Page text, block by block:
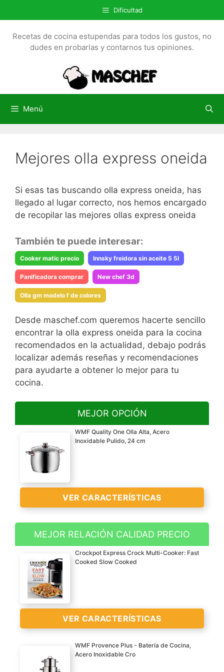
a
l
Dificultad
Recetas de cocina estupendas para todos los gustos, no
dudes en probarlas y contarnos tus opiniones.
Menú
Mejores olla express oneida
Si esas tas buscando olla express oneida, has
llegado al lugar correcto, nos hemos encargado
de recopilar las mejores ollas express oneida
También te puede interesar:
Cooker matic precio Innsky freidora sin aceite 5 5l
Panificadora comprar New chef 3d
Olla gm modelo f de colores
Desde maschef.com queremos hacerte sencillo
encontrar la olla express oneida para la cocina
recomendados en la actualidad, debajo podrás
localizar además reseñas y recomendaciones
para ayudarte a obtener lo mejor para tu
cocina.
MEJOR OPCIÓN
WMF Quality One Olla Alta, Acero
Inoxidable Pulido, 24 cm
VER CARACTERÍSTICAS
Fabricación e ingeniería
alemana de alta calidad
Cromargan acero
inoxidable pulido
Base patentada universal
asas para que no se
calienten
VER
CARACTERÍSTICAS
>
MEJOR RELACIÓN CALIDAD PRECIO
Crockpot Express Crock Multi-Cooker: Fast
Cooked Slow Cooked
VER CARACTERÍSTICAS
WMF Provence Plus - Batería de Cocina,
Acero Inoxidable Cro